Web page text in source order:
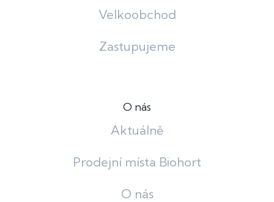
Velkoobchod
Zastupujeme
O nás
Aktuálně
Prodejní místa Biohort
O nás